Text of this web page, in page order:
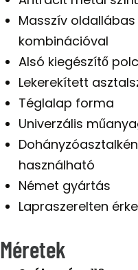
Masszív
kombinációval
Alsó kiegészítő
Lekerekített
Téglalap forma
Univerzális
használható
Német gyártás
Lapraszerelten
Méretek